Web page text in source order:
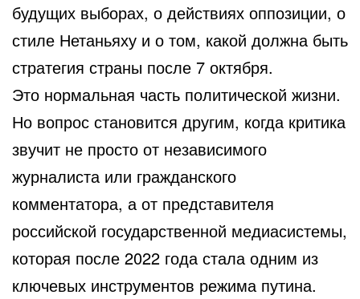
будущих выборах, о действиях оппозиции, о
стиле Нетаньяху и о том, какой должна быть
стратегия страны после 7 октября.
Это нормальная часть политической жизни.
Но вопрос становится другим, когда критика
звучит не просто от независимого
журналиста или гражданского
комментатора, а от представителя
российской государственной медиасистемы,
которая после 2022 года стала одним из
ключевых инструментов режима путина.